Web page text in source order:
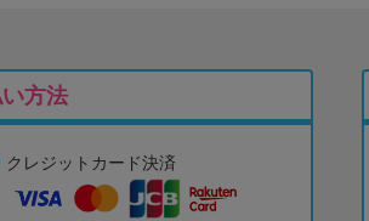
方法
クレジットカード決済